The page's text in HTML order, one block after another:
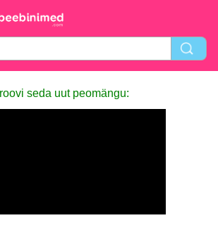
seda uut peomängu: